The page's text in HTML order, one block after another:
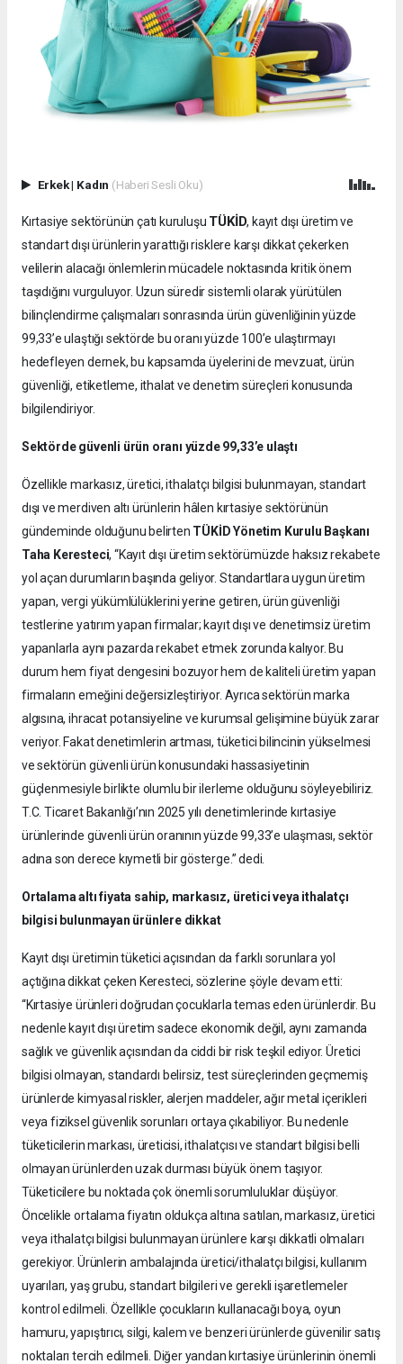
Erkek| Kadın (Haberi Sesli Oku)
Kırtasiye sektörünün çatı kuruluşu TÜKİD, kayıt dışı üretim ve
standart dışı ürünlerin yarattığı risklere karşı dikkat çekerken
velilerin alacağı önlemlerin mücadele noktasında kritik önem
taşıdığını vurguluyor. Uzun süredir sistemli olarak yürütülen
bilinçlendirme çalışmaları sonrasında ürün güvenliğinin yüzde
99,33’e ulaştığı sektörde bu oranı yüzde 100’e ulaştırmayı
hedefleyen dernek, bu kapsamda üyelerini de mevzuat, ürün
güvenliği, etiketleme, ithalat ve denetim süreçleri konusunda
bilgilendiriyor.
Sektörde güvenli ürün oranı yüzde 99,33’e ulaştı
Özellikle markasız, üretici, ithalatçı bilgisi bulunmayan, standart
dışı ve merdiven altı ürünlerin hâlen kırtasiye sektörünün
gündeminde olduğunu belirten TÜKİD Yönetim Kurulu Başkanı
Taha Keresteci, “Kayıt dışı üretim sektörümüzde haksız rekabete
yol açan durumların başında geliyor. Standartlara uygun üretim
yapan, vergi yükümlülüklerini yerine getiren, ürün güvenliği
testlerine yatırım yapan firmalar; kayıt dışı ve denetimsiz üretim
yapanlarla aynı pazarda rekabet etmek zorunda kalıyor. Bu
durum hem fiyat dengesini bozuyor hem de kaliteli üretim yapan
firmaların emeğini değersizleştiriyor. Ayrıca sektörün marka
algısına, ihracat potansiyeline ve kurumsal gelişimine büyük zarar
veriyor. Fakat denetimlerin artması, tüketici bilincinin yükselmesi
ve sektörün güvenli ürün konusundaki hassasiyetinin
güçlenmesiyle birlikte olumlu bir ilerleme olduğunu söyleyebiliriz.
T.C. Ticaret Bakanlığı’nın 2025 yılı denetimlerinde kırtasiye
ürünlerinde güvenli ürün oranının yüzde 99,33’e ulaşması, sektör
adına son derece kıymetli bir gösterge.” dedi.
Ortalama altı fiyata sahip, markasız, üretici veya ithalatçı
bilgisi bulunmayan ürünlere dikkat
Kayıt dışı üretimin tüketici açısından da farklı sorunlara yol
açtığına dikkat çeken Keresteci, sözlerine şöyle devam etti:
“Kırtasiye ürünleri doğrudan çocuklarla temas eden ürünlerdir. Bu
nedenle kayıt dışı üretim sadece ekonomik değil, aynı zamanda
sağlık ve güvenlik açısından da ciddi bir risk teşkil ediyor. Üretici
bilgisi olmayan, standardı belirsiz, test süreçlerinden geçmemiş
ürünlerde kimyasal riskler, alerjen maddeler, ağır metal içerikleri
veya fiziksel güvenlik sorunları ortaya çıkabiliyor. Bu nedenle
tüketicilerin markası, üreticisi, ithalatçısı ve standart bilgisi belli
olmayan ürünlerden uzak durması büyük önem taşıyor.
Tüketicilere bu noktada çok önemli sorumluluklar düşüyor.
Öncelikle ortalama fiyatın oldukça altına satılan, markasız, üretici
veya ithalatçı bilgisi bulunmayan ürünlere karşı dikkatli olmaları
gerekiyor. Ürünlerin ambalajında üretici/ithalatçı bilgisi, kullanım
uyarıları, yaş grubu, standart bilgileri ve gerekli işaretlemeler
kontrol edilmeli. Özellikle çocukların kullanacağı boya, oyun
hamuru, yapıştırıcı, silgi, kalem ve benzeri ürünlerde güvenilir satış
noktaları tercih edilmeli. Diğer yandan kırtasiye ürünlerinin önemli